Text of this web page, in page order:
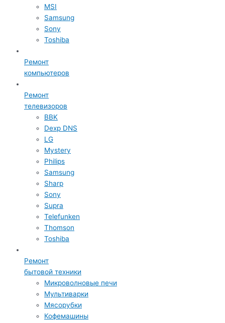
MSI
Samsung
Sony
Toshiba
Ремонт
компьютеров
Ремонт
телевизоров
BBK
Dexp DNS
LG
Mystery
Philips
Samsung
Sharp
Sony
Supra
Telefunken
Thomson
Toshiba
Ремонт
бытовой техники
Микроволновые печи
Мультиварки
Мясорубки
Кофемашины